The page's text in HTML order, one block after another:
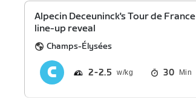
Alpecin Deceuninck's Tour de France
line-up reveal
Champs-Élysées
2 2.5 30 Min